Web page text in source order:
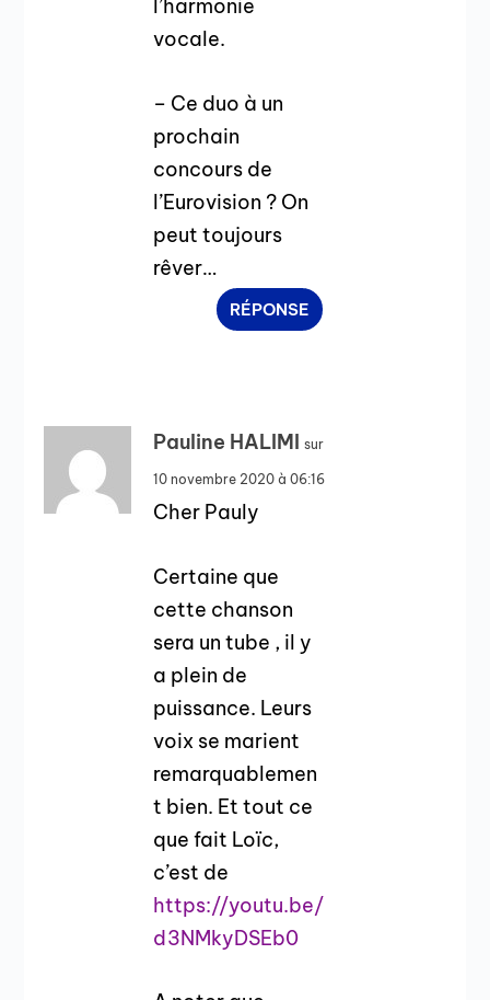
l’harmonie
vocale.
– Ce duo à un
prochain
concours de
l’Eurovision ? On
peut toujours
rêver…
RÉPONSE
Pauline HALIMI sur
10 novembre 2020 à 06:16
Cher Pauly
Certaine que
cette chanson
sera un tube , il y
a plein de
puissance. Leurs
voix se marient
remarquablemen
t bien. Et tout ce
que fait Loïc,
c’est de
https://youtu.be/
d3NMkyDSEb0